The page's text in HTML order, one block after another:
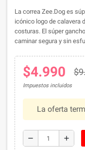
La correa Zee.Dog es
icónico logo de calavera
costuras. El súper
caminar segura y sin
$4.990
Impuestos incluidos
La oferta
remove add